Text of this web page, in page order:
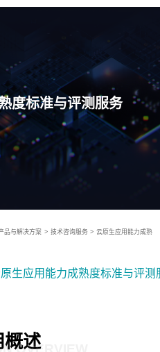
度标准与评测服务
品与解决方案 > 技术咨询服务 > 云原生应用能力成熟
生应用能力成熟度标准与评测
概述